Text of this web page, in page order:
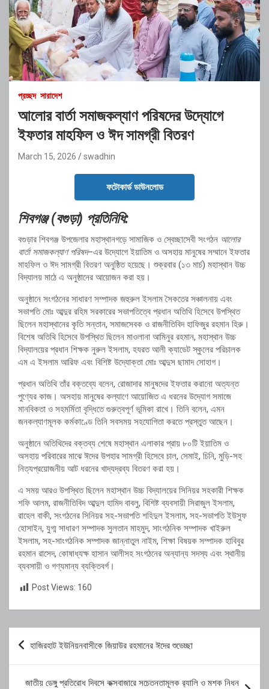
প্রচ্ছদ সারাদেশ
আলোর বার্তা সমাজকল্যাণ পরিষদের উদ্যোগে
ইফতার মাহফিল ও ঈদ সামগ্রী বিতরণ
March 15, 2026 swadhin
ফটোকার্ড ডাউনলোড
শিবগঞ্জ (বগুড়া) প্রতিনিধি:
বগুড়ার শিবগঞ্জ উপজেলার মহাস্থানগড়ে সামাজিক ও স্বেচ্ছাসেবী সংগঠন আলোর
বার্তাসমাজকল্যাণ পরিষদ–এর উদ্যোগে ইয়াতিম ও অসহায় মানুষের সম্মানে ইফতার
মাহফিল ও ঈদসামগ্রী বিতরণ অনুষ্ঠিতহয়েছে। শুক্রবার (১৩ মার্চ) মহাস্থান উচ্চ
বিদ্যালয় মাঠে এ অনুষ্ঠানের আয়োজন করা হয়।
অনুষ্ঠানে সংগঠনের সাধারণ সম্পাদক জহুরুল ইসলামসৈকতের সঞ্চালনায় এবং
সভাপতিমোঃ আব্দুর রহিম সরকারের সভাপতিত্বে প্রধান অতিথি হিসেবে উপস্থিত
ছিলেন মহাস্থানের কৃতিসন্তান, সমাজসেবক ও রাজনীতিবিদহাফিজুর রহমান হিরু।
বিশেষ অতিথি হিসেবে উপস্থিতছিলেন মাওলানা আমিনুর রহমান, মহাস্থান উচ্চ
বিদ্যালয়ের প্রধান শিক্ষক নুরুল ইসলাম, হযরতআলীক্যাডেট স্কুলের পরিচালক
এম এ ইসলাম আরিফ এবং বিশিষ্ট উদ্যোক্তা মোঃ আব্দুস ছামাদসোহাগ।
প্রধান অতিথিতাঁর বক্তব্যে বলেন, রোজাদার মানুষদের ইফতার করানো অত্যন্ত
পুণ্যের কাজ। অসহায় মানুষের কল্যাণে আয়োজিতএ ধরনের উদ্যোগ সমাজে
মানবিকতা ও সহমর্মিতা বৃদ্ধিতেগুরুত্বপূর্ণ ভূমিকা রাখে। তিনি বলেন, এমন
জনকল্যাণমূলক কর্মকাণ্ডে তিনি সবসময় সহযোগিতা করতেপ্রস্তুতআছেন।
অনুষ্ঠানে অতিথিদের বক্তব্য শেষে মহাস্থান এলাকার প্রায় ৮০টি ইয়াতিম ও
অসহায় পরিবারের মাঝেঈদের উপহার সামগ্রী হিসেবে চাল, সেমাই, চিনি, মুড়ি-সহ
নিত্যপ্রয়োজনীয় আট ধরনের খাদ্যদ্রব্য বিতরণ করা হয়।
এ সময় আরও উপস্থিতছিলেন মহাস্থান উচ্চ বিদ্যালয়ের সিনিয়র সহকারী শিক্ষক
শফি আলম, রাজনীতিবিদআব্দুল হামিদবাবলু, বিশিষ্টব্যবসায়ী সিরাজুল ইসলাম,
রাহেল বাকী, সংগঠনের সিনিয়র সহ-সভাপতিশহিদুল ইসলাম, সহ-সভাপতিইউসুফ
হোসাইন, যুগ্ম সাধারণ সম্পাদক সুলতান মাহমুদ, সাংগঠনিক সম্পাদক খাইরুল
ইসলাম, সহ-সাংগঠনিক সম্পাদক জান্নাতুল নাইম, শিক্ষা বিষয়ক সম্পাদক হাবিবুর
রহমান রাসেদ, কোষাধ্যক্ষহাসান আলীসহ সংগঠনের অন্যান্য সদস্য এবং স্থানীয়
ব্যবসায়ী ও গণ্যমান্যব্যক্তিবর্গ।
Post Views: 160
Post
হাজিরহাট ইউনিয়নবাসীকে জিয়াউর রহমানের ঈদের শুভেচ্ছা
জাতীয় ডেঙ্গু প্রতিরোধ দিবসে কক্সবাজারে সচেতনতামূলক র‍্যালি ও মশক নিধন